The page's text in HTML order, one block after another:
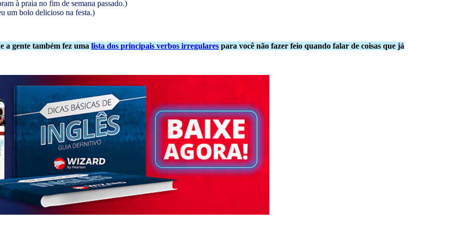
à praia no fim de semana passado.)
um bolo delicioso na festa.)
a gente também fez umalista dos principais verbos irregulares para você não fazer feio quando falar de coisas que já